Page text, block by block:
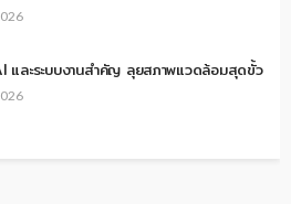
และระบบงานสำคัญ ลุยสภาพแวดล้อมสุดขั้ว